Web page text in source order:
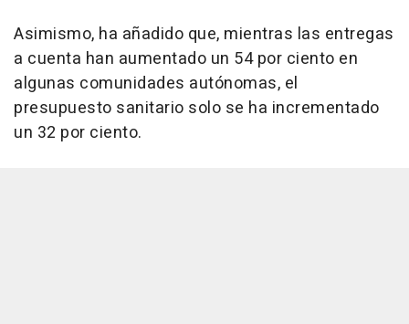
Asimismo, ha añadido que, mientras las entregas
a cuenta han aumentado un 54 por ciento en
algunas comunidades autónomas, el
presupuesto sanitario solo se ha incrementado
un 32 por ciento.